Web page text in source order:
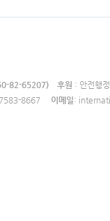
82-65207) 후원 : 안전
8667 이메일: